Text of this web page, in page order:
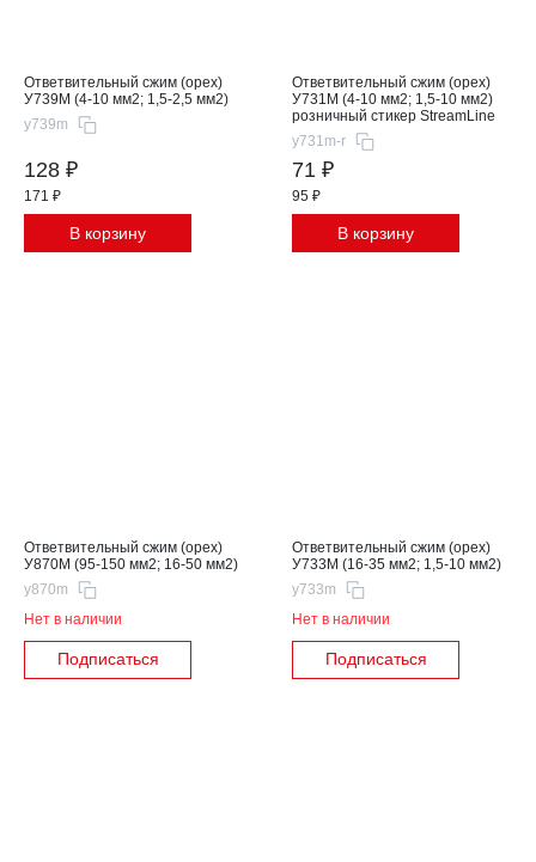
Ответвительный сжим (орех)
У739М (4-10 мм2; 1,5-2,5 мм2)
y739m
128 ₽
171 ₽
В корзину
Ответвительный сжим (орех)
У731М (4-10 мм2; 1,5-10 мм2)
розничный стикер StreamLine
y731m-r
71 ₽
95 ₽
В корзину
Ответвительный сжим (орех)
У870М (95-150 мм2; 16-50 мм2)
y870m
Нет в наличии
Подписаться
Ответвительный сжим (орех)
У733М (16-35 мм2; 1,5-10 мм2)
y733m
Нет в наличии
Подписаться